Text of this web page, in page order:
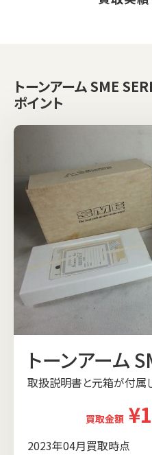
トーンアーム SME
ポイント
トーンアーム
取扱説明書と元箱が付属
買取金額
2023年04月買取時点